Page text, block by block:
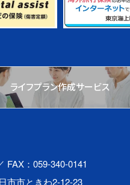
ライフプラン作成サービス
FAX：059-340-0141
市市ときわ2-12-23